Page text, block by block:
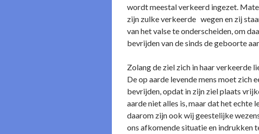
wordt meestal verkeerd ingezet.
zijn zulke verkeerde wegen en zij
van het valse te onderscheiden, om
bevrijden van de sinds de geboorte
Zolang de ziel zich in haar verkeerde
De op aarde levende mens moet zich
bevrijden, opdat in zijn ziel plaats
aarde niet alles is, maar dat het echte
daarom zijn ook wij geestelijke
ons afkomende situatie en indrukken